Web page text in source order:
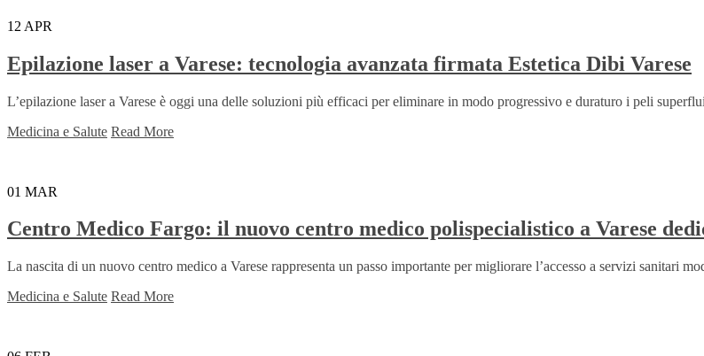
12 APR
Epilazione laser a Varese: tecnologia avanzata firmata Estetica Dibi Varese
L’epilazione laser a Varese è oggi una delle soluzioni più efficaci per eliminare in modo progressivo e duraturo i peli
Medicina e Salute Read More
01 MAR
Centro Medico Fargo: il nuovo centro medico polispecialistico a Varese
La nascita di un nuovo centro medico a Varese rappresenta un passo importante per migliorare l’accesso a servizi sanitari
Medicina e Salute Read More